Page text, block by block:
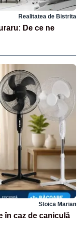
Realitatea de Bistrita
De ce ne
Stoica Marian
în caz de caniculă